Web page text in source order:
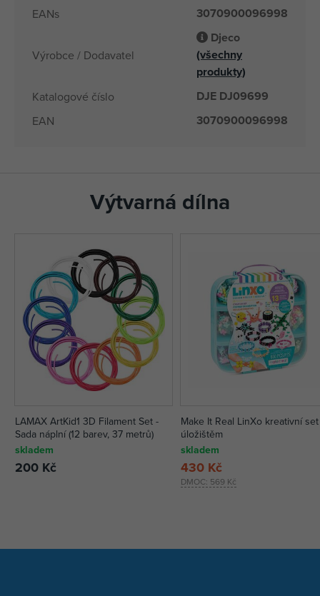
EANs 3070900096998
Výrobce / Dodavatel
Djeco
(všechny
produkty)
Katalogové číslo DJE DJ09699
EAN 3070900096998
Výtvarná dílna
LAMAX ArtKid1 3D Filament Set -
Sada náplní (12 barev, 37 metrů)
skladem
200 Kč
Make It Real LinXo kreativní
úložištěm
skladem
DMOC: 569 Kč
430 Kč